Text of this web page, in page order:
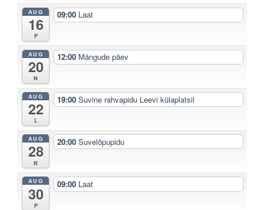
AUG
16
P
09:00 Laat
AUG
20
N
12:00 Mängude päev
AUG
22
L
19:00Suvine rahvapidu Leevi külaplatsil
AUG
28
R
20:00Suvelõpupidu
AUG
30
P
09:00 Laat